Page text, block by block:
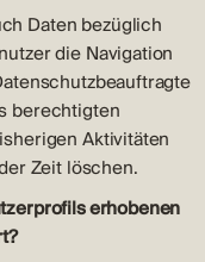
Daten bezüglich
die Navigation
berechtigten
Aktivitäten
Zeit löschen.
erhobenen